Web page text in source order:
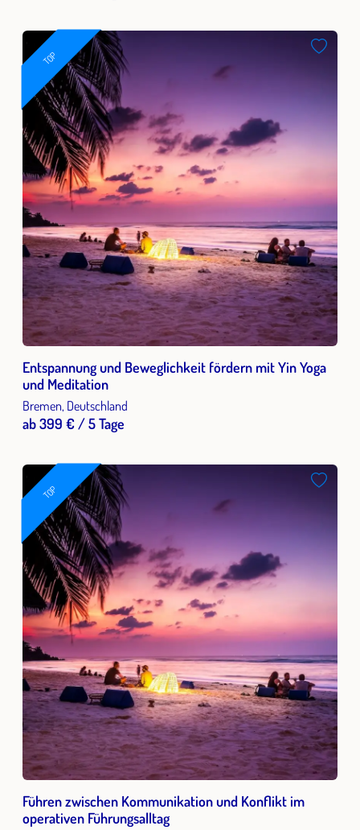
TOP
Entspannung und Beweglichkeit fördern mit Yin Yoga
und Meditation
Bremen, Deutschland
ab 399 € / 5 Tage
TOP
Führen zwischen Kommunikation und Konflikt im
operativen Führungsalltag